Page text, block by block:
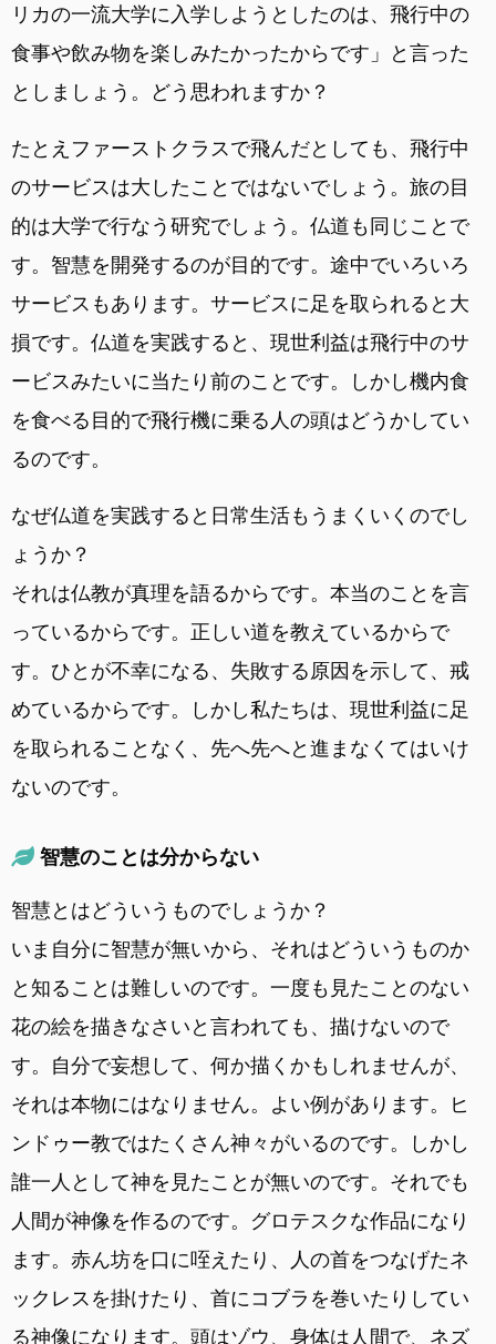
リカの一流大学に入学しようとしたのは、飛行中の
食事や飲み物を楽しみたかったからです」と言った
としましょう。どう思われますか？
たとえファーストクラスで飛んだとしても、飛行中
のサービスは大したことではないでしょう。旅の目
的は大学で行なう研究でしょう。仏道も同じことで
す。智慧を開発するのが目的です。途中でいろいろ
サービスもあります。サービスに足を取られると大
損です。仏道を実践すると、現世利益は飛行中のサ
ービスみたいに当たり前のことです。しかし機内食
を食べる目的で飛行機に乗る人の頭はどうかしてい
るのです。
なぜ仏道を実践すると日常生活もうまくいくのでし
ょうか？
それは仏教が真理を語るからです。本当のことを言
っているからです。正しい道を教えているからで
す。ひとが不幸になる、失敗する原因を示して、戒
めているからです。しかし私たちは、現世利益に足
を取られることなく、先へ先へと進まなくてはいけ
ないのです。
智慧のことは分からない
智慧とはどういうものでしょうか？
いま自分に智慧が無いから、それはどういうものか
と知ることは難しいのです。一度も見たことのない
花の絵を描きなさいと言われても、描けないので
す。自分で妄想して、何か描くかもしれませんが、
それは本物にはなりません。よい例があります。ヒ
ンドゥー教ではたくさん神々がいるのです。しかし
誰一人として神を見たことが無いのです。それでも
人間が神像を作るのです。グロテスクな作品になり
ます。赤ん坊を口に咥えたり、人の首をつなげたネ
ックレスを掛けたり、首にコブラを巻いたりしてい
る神像になります。頭はゾウ、身体は人間で、ネズ